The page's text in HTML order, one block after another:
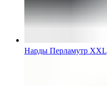
Нарды Перламутр